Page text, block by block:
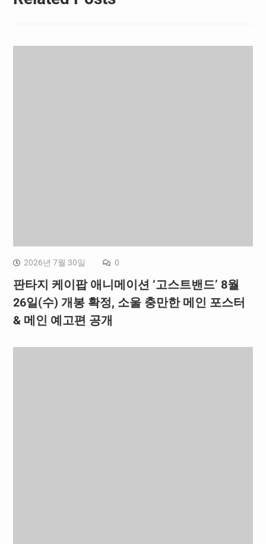
2026년 7월 30일 0
판타지 케이팝 애니메이션 ‘고스트밴드’ 8월
26일(수) 개봉 확정, 소울 충만한 메인 포스터
& 메인 예고편 공개